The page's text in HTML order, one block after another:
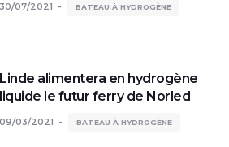
30/07/2021 BATEAU À HYDROGÈNE
Linde alimentera en hydrogène
liquide le futur ferry de Norled
09/03/2021 BATEAU À HYDROGÈNE